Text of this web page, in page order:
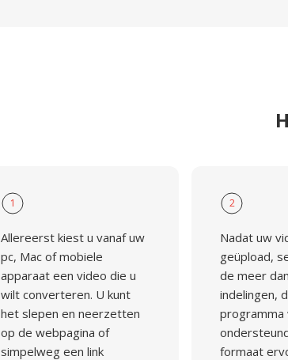
1
Allereerst kiest u vanaf uw
pc, Mac of mobiele
apparaat een video die u
wilt converteren. U kunt
het slepen en neerzetten
op de webpagina of
simpelweg een link
2
Nadat uw
geüpload,
de meer
indelingen,
programma
formaat